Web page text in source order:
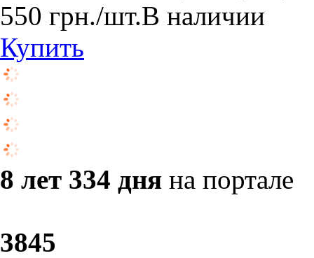
550 грн./шт.В наличии
Купить
8 лет 334 дня на портале
3845